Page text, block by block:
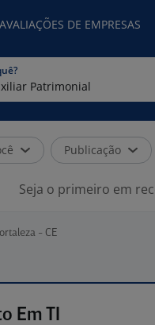
AVALIAÇÕES DE EMPRESAS
Publicação
Seja o primeiro em
- CE
Em TI